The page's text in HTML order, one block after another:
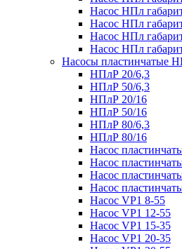
Насос НПл
Насос НПл
Насос НПл
Насос НПл
Насосы пластинчатые
НПлР 20/6,3
НПлР 50/6,3
НПлР 20/16
НПлР 50/16
НПлР 80/6,3
НПлР 80/16
Насос
Насос
Насос
Насос
Насос VP1 8-55
Насос VP1 12-55
Насос VP1 15-35
Насос VP1 20-35